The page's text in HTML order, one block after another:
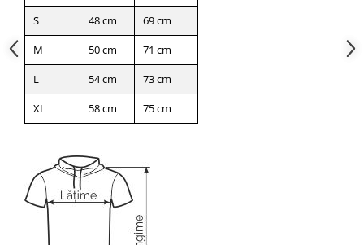
S
48 cm
69 cm
M
50 cm
71 cm
L
54 cm
73 cm
XL
58 cm 75 cm